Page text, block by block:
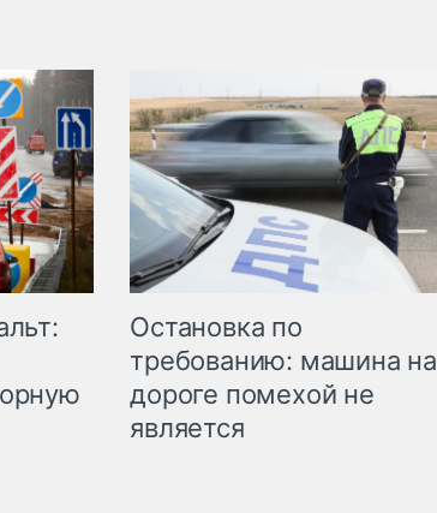
Остановка по
требованию: машина на
дороге помехой не
является